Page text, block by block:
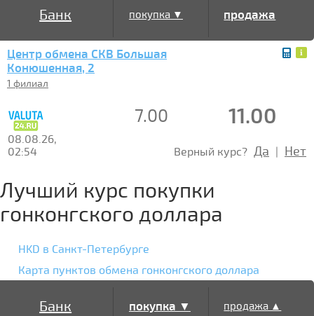
Банк покупка ▼ продажа
Центр обмена СКВ Большая
Конюшенная, 2
1 филиал
7.00 11.00
08.08.26,
02:54
Верный курс? Да | Нет
Лучший курс покупки
гонконгского доллара
HKD в Санкт-Петербурге
Карта пунктов обмена гонконгского доллара
Банк покупка ▼ продажа ▲